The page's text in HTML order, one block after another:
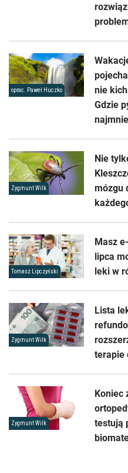
oprac. Paweł Huczko
nie
Gdzie
Zygmunt Wilk
Nie
mózgu
Tomasz Lipczyński
Masz
lipca
leki w
Zygmunt Wilk
Lista
terapie
Zygmunt Wilk
Koniec
testują